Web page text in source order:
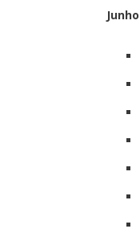
Junho